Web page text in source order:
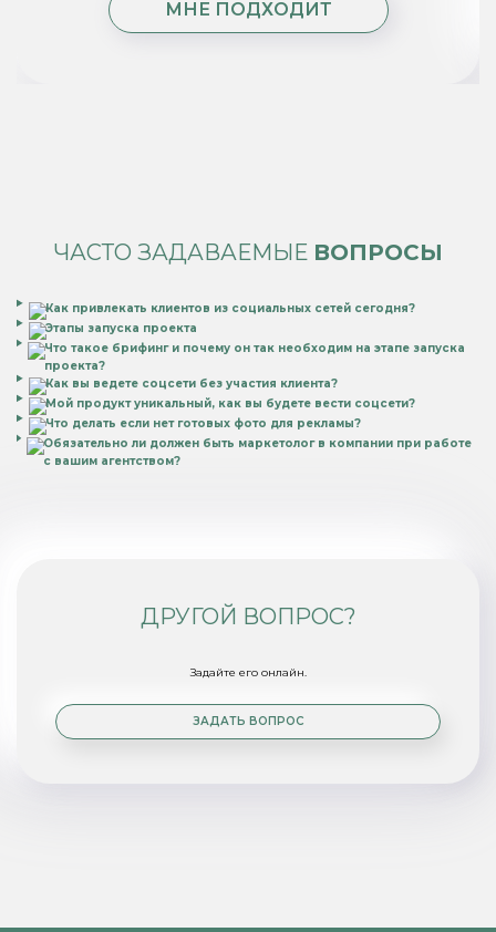
МНЕ ПОДХОДИТ
ЧАСТО ЗАДАВАЕМЫЕ ВОПРОСЫ
Как привлекать клиентов из социальных сетей сегодня?
Этапы запуска проекта
Что такое брифинг и почему он так необходим на этапе запуска
проекта?
Как вы ведете соцсети без участия клиента?
Мой продукт уникальный, как вы будете вести соцсети?
Что делать если нет готовых фото для рекламы?
Обязательно ли должен быть маркетолог в компании при работе
с вашим агентством?
ДРУГОЙ ВОПРОС?
Задайте его онлайн.
ЗАДАТЬ ВОПРОС